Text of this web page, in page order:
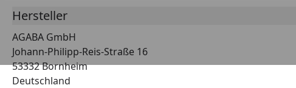
Hersteller
AGABA GmbH
Johann-Philipp-Reis-Straße 16
53332 Bornheim
Deutschland